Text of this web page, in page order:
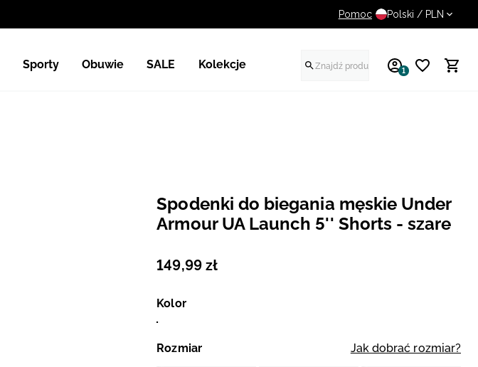
UWAGA NA FAŁSZYWE
Pomoc Polski / PLN
Sporty Obuwie SALE Kolekcje 1
Spodenki do biegania męskie Under
Armour UA Launch 5'' Shorts - szare
149,99 zł
Kolor
Rozmiar Jak dobrać rozmiar?